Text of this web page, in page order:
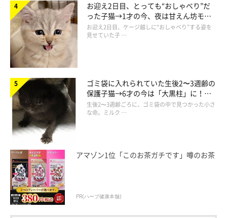
ポイント１：すぐに飛びかかれるように、前
足を前に出している
前足は、適したタイミングで一気に飛びかかれるよう、
歩前、もう片方は浮かせたり後ろに引いたりして、バランスを取
っています。
音が出ないように、爪はしまっています。
お迎え2日目、とっても“おしゃべり”だ
った子猫→1才の今、夜は甘えん坊モー
ドになるコに成長！
お迎え2日目、ケージ越しに“おしゃべり”する姿を
見せていた子 …
ゴミ袋に入れられていた生後2〜3週齢の
保護子猫→6才の今は「大黒柱」に！
美しい黒猫に成長した姿にグッとくる
生後2〜3週齢ごろに、ゴミ袋の中で見つかった小さ
な命。ミルク …
アマゾン1位「このお茶ガチです」噂のお茶
PR(ハーブ健康本舗)